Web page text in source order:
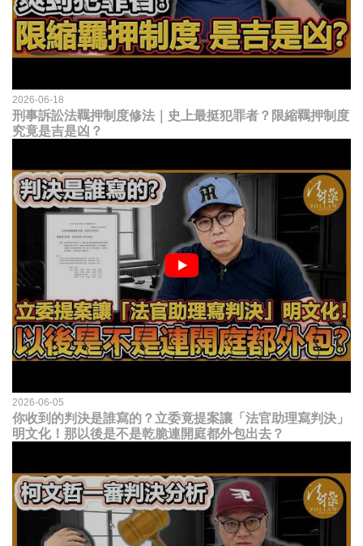
2026-06-18
刑事訴訟法羈押制度修法｜史上最挺犯罪者？限縮羈押制度
究竟是吉是凶？
2026-06-05
你收到的判決是誰寫的？立委竟提案讓「法官助理寫判決」
明文化！那以後是不是乾脆連開庭都外包出去？